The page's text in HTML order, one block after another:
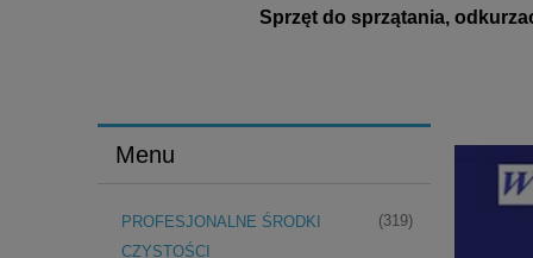
Sprzęt do sprzątania,
Menu
PROFESJONALNE ŚRODKI
CZYSTOŚCI
(319)